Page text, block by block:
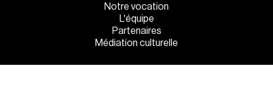
Notre vocation
L'équipe
Partenaires
Médiation culturelle